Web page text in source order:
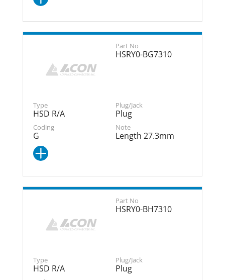
HSRY0-BG7310
HSD R/A
Plug
G
Length 27.3mm
HSRY0-BH7310
HSD R/A
Plug